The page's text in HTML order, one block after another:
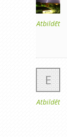
Atbildēt
E
Atbildēt